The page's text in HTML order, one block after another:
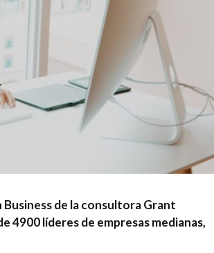
de la consultora Grant
líderes de empresas medianas,